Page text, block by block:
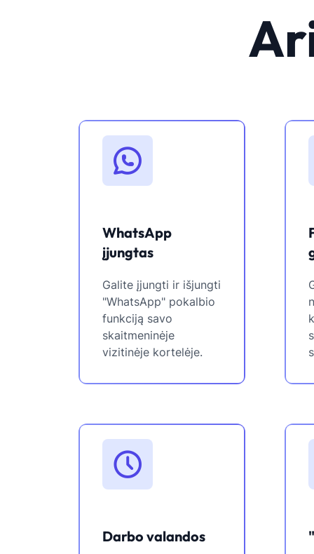
WhatsApp
įjungtas
Galite įjungti ir išjungti
"WhatsApp" pokalbio
funkciją savo
skaitmeninėje
vizitinėje kortelėje.
Darbo valandos